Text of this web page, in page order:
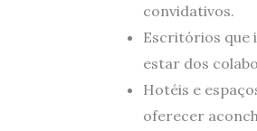
convidativos.
Escritórios que
estar dos
Hotéis e
oferecer